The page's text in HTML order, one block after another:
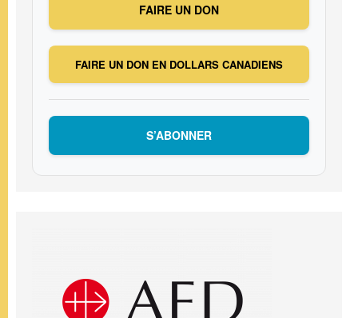
FAIRE UN DON
FAIRE UN DON EN DOLLARS CANADIENS
S’ABONNER